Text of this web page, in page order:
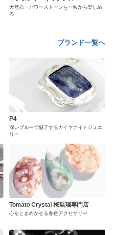
天然石・パワーストーンを一粒から楽しめ
る
ブランド一覧へ
P4
深いブルーで魅了するカイヤナイトジュエ
リー
Tomato Crystal 桜瑪瑙専門店
心をときめかせる春色アクセサリー